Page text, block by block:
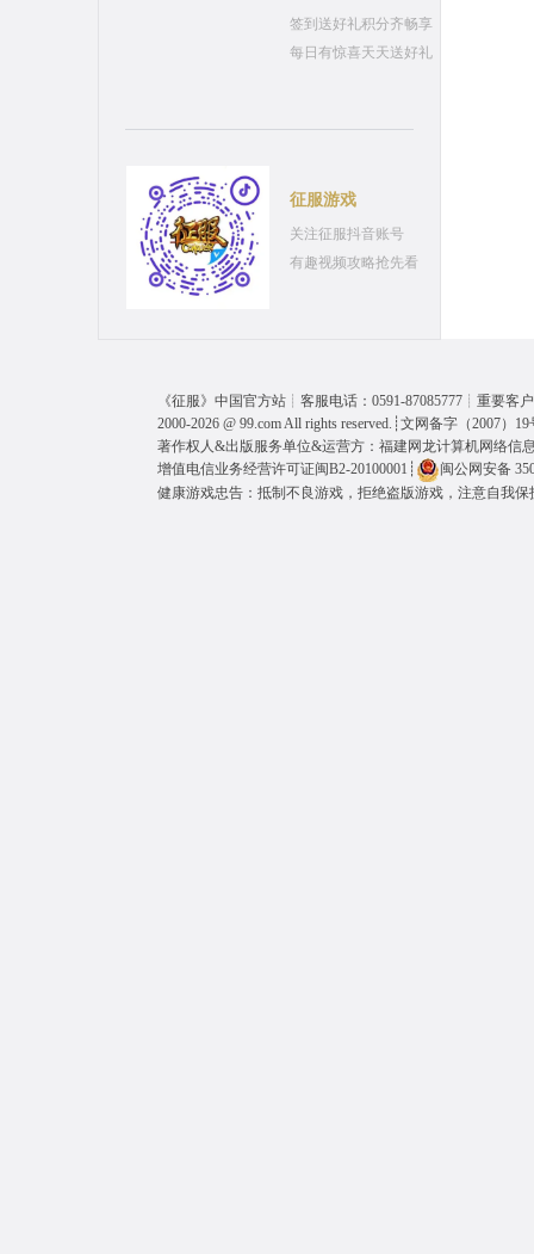
签到送好礼积分齐畅享
每日有惊喜天天送好礼
征服游戏
关注征服抖音账号
有趣视频攻略抢先看
《征服》中国官方站┊客服电话：0591-87085777┊重要客
2000-2026 @ 99.comAll rights reserved.┊ 文网备字（2007）19
著作权人&出版服务单位&运营方：福建网龙计算机网络信
增值电信业务经营许可证闽B2-20100001 ┊
闽公网安备
健康游戏忠告：抵制不良游戏，拒绝盗版游戏，注意自我